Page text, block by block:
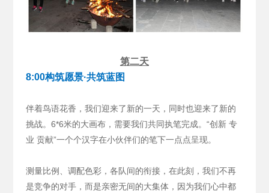
第二天
8:00构筑愿景·共筑蓝图
伴着鸟语花香，我们迎来了新的一天，同时也迎来了新的
挑战。6*6米的大画布，需要我们共同执笔完成。“创新 专
业 贡献”一个个汉字在小伙伴们的笔下一点点呈现。
测量比例、调配色彩，各队间的衔接，在此刻，我们不再
是竞争的对手，而是亲密无间的大集体，因为我们心中都